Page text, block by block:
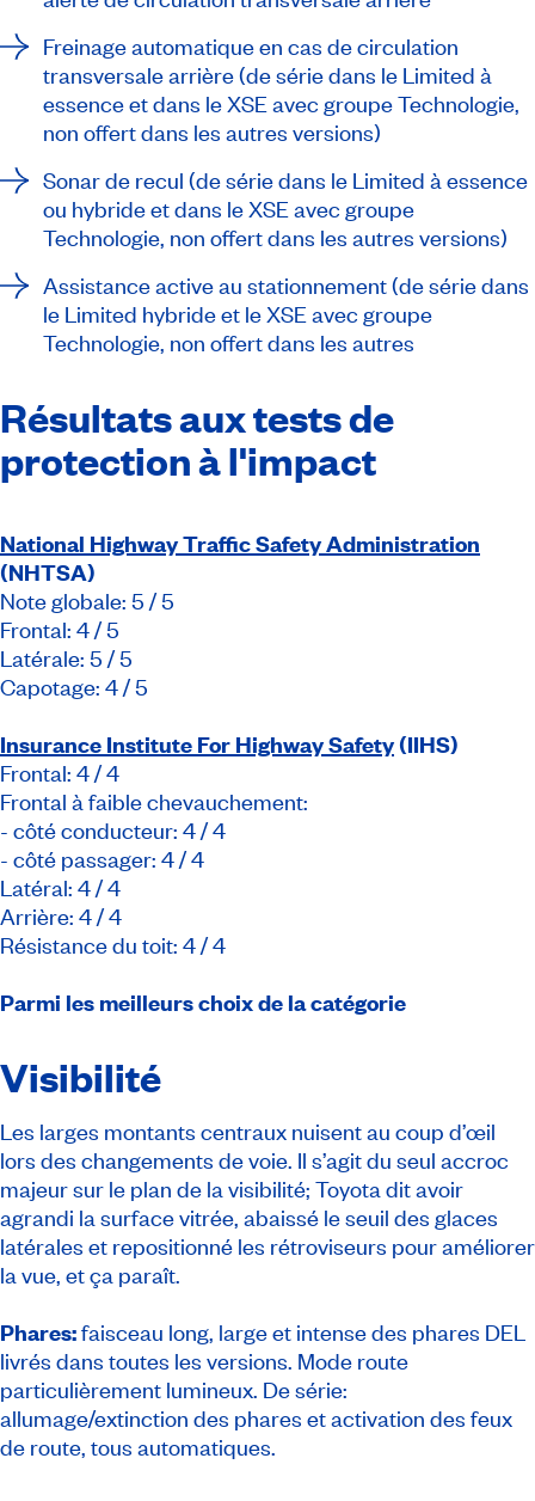
Freinage automatique en cas de circulation
transversale arrière (de série dans le Limited à
essence et dans le XSE avec groupe Technologie,
non offert dans les autres versions)
Sonar de recul (de série dans le Limited à essence
ou hybride et dans le XSE avec groupe
Technologie, non offert dans les autres versions)
Assistance active au stationnement (de série dans
le Limited hybride et le XSE avec groupe
Technologie, non offert dans les autres
Résultats aux tests de
protection à l'impact
National Highway Traffic Safety Administration
(NHTSA)
Note globale: 5 / 5
Frontal: 4 / 5
Latérale: 5 / 5
Capotage: 4 / 5
Insurance Institute For Highway Safety(IIHS)
Frontal: 4 / 4
Frontal à faible chevauchement:
- côté conducteur: 4 / 4
- côté passager: 4 / 4
Latéral: 4 / 4
Arrière: 4 / 4
Résistance du toit: 4 / 4
Parmi les meilleurs choix de la catégorie
Visibilité
Les larges montants centraux nuisent au coup d’œil
lors des changements de voie. Il s’agit du seul accroc
majeur sur le plan de la visibilité; Toyota dit avoir
agrandi la surface vitrée, abaissé le seuil des glaces
latérales et repositionné les rétroviseurs pour améliorer
la vue, et ça paraît.
Phares:faisceau long, large et intense des phares DEL
livrés dans toutes les versions. Mode route
particulièrement lumineux. De série:
allumage/extinction des phares et activation des feux
de route, tous automatiques.